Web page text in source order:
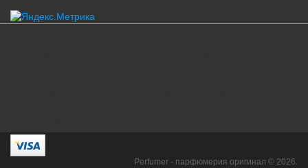
Perfumer - парфюмерия оригинал © 2026.